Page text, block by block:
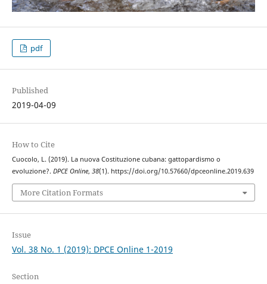
pdf
Published
2019-04-09
How to Cite
Cuocolo, L. (2019). La nuova Costituzione cubana: gattopardismo o
evoluzione?. DPCE Online, 38(1). https://doi.org/10.57660/dpceonline.2019.639
More Citation Formats
Issue
Vol. 38 No. 1 (2019): DPCE Online 1-2019
Section